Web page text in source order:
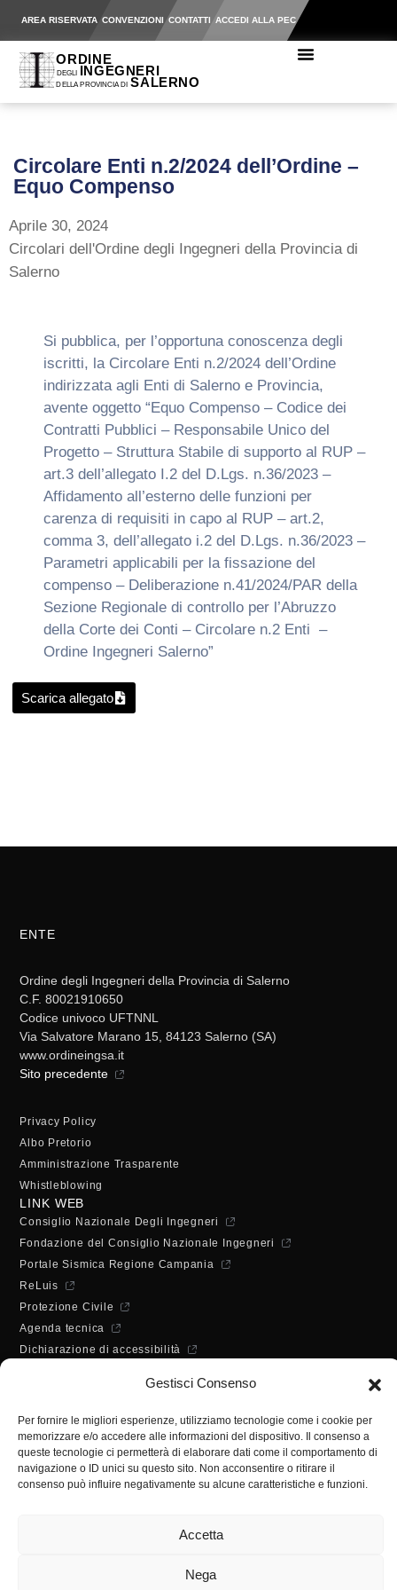
Gestisci Consenso
Per fornire le migliori esperienze, utilizziamo tecnologie come i cookie per
memorizzare e/o accedere alle informazioni del dispositivo. Il consenso a
queste tecnologie ci permetterà di elaborare dati come il comportamento di
navigazione o ID unici su questo sito. Non acconsentire o ritirare il
consenso può influire negativamente su alcune caratteristiche e funzioni.
Accetta
Nega
AREA RISERVATA CONVENZIONI CONTATTI ACCEDI ALLA PEC
Circolare Enti n.2/2024 dell’Ordine –
Equo Compenso
Aprile 30, 2024
Circolari dell'Ordine degli Ingegneri della Provincia di
Salerno
Si pubblica, per l’opportuna conoscenza degli
iscritti, la Circolare Enti n.2/2024 dell’Ordine
indirizzata agli Enti di Salerno e Provincia,
avente oggetto “Equo Compenso – Codice dei
Contratti Pubblici – Responsabile Unico del
Progetto – Struttura Stabile di supporto al RUP –
art.3 dell’allegato I.2 del D.Lgs. n.36/2023 –
Affidamento all’esterno delle funzioni per
carenza di requisiti in capo al RUP – art.2,
comma 3, dell’allegato i.2 del D.Lgs. n.36/2023 –
Parametri applicabili per la fissazione del
compenso – Deliberazione n.41/2024/PAR della
Sezione Regionale di controllo per l’Abruzzo
della Corte dei Conti – Circolare n.2 Enti –
Ordine Ingegneri Salerno”
Scarica allegato
ENTE
Ordine degli Ingegneri della Provincia di Salerno
C.F. 80021910650
Codice univoco UFTNNL
Via Salvatore Marano 15, 84123 Salerno (SA)
www.ordineingsa.it
Sito precedente
Privacy Policy
Albo Pretorio
Amministrazione Trasparente
Whistleblowing
LINK WEB
Consiglio Nazionale Degli Ingegneri
Fondazione del Consiglio Nazionale Ingegneri
Portale Sismica Regione Campania
ReLuis
Protezione Civile
Agenda tecnica
Dichiarazione di accessibilità
Lunedì - Mercoledì - Venerdì:
Martedì - Giovedì:
10:00 - 12:00 / 14:30 - 16:30
SEGRETERIA